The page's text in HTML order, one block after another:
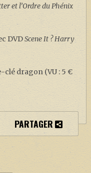
et l’Ordre du Phénix
DVDScene It ? Harry
clé dragon (VU : 5 €
PARTAGER